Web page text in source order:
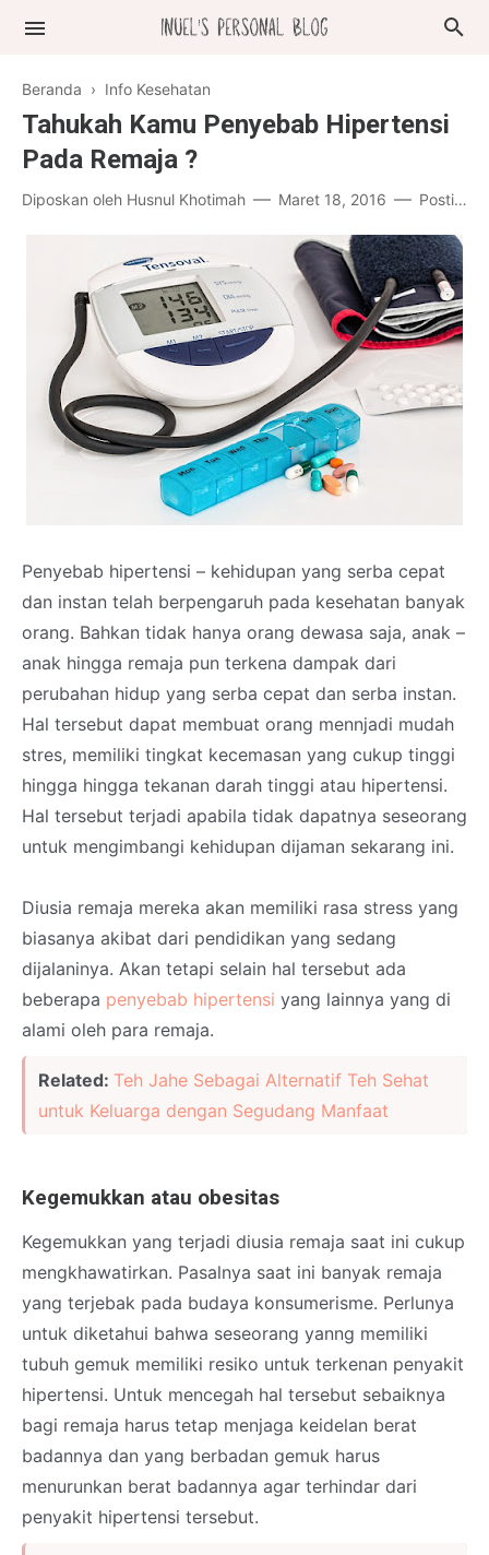
Beranda › Info Kesehatan
Tahukah Kamu Penyebab Hipertensi
Pada Remaja ?
Diposkan oleh Husnul Khotimah Maret 18, 2016 Posting Komentar
Penyebab hipertensi – kehidupan yang serba cepat
dan instan telah berpengaruh pada kesehatan banyak
orang. Bahkan tidak hanya orang dewasa saja, anak –
anak hingga remaja pun terkena dampak dari
perubahan hidup yang serba cepat dan serba instan.
Hal tersebut dapat membuat orang mennjadi mudah
stres, memiliki tingkat kecemasan yang cukup tinggi
hingga hingga tekanan darah tinggi atau hipertensi.
Hal tersebut terjadi apabila tidak dapatnya seseorang
untuk mengimbangi kehidupan dijaman sekarang ini.
Diusia remaja mereka akan memiliki rasa stress yang
biasanya akibat dari pendidikan yang sedang
dijalaninya. Akan tetapi selain hal tersebut ada
beberapa penyebab hipertensi yang lainnya yang di
alami oleh para remaja.
Related: Teh Jahe Sebagai Alternatif Teh Sehat
untuk Keluarga dengan Segudang Manfaat
Kegemukkan atau obesitas
Kegemukkan yang terjadi diusia remaja saat ini cukup
mengkhawatirkan. Pasalnya saat ini banyak remaja
yang terjebak pada budaya konsumerisme. Perlunya
untuk diketahui bahwa seseorang yanng memiliki
tubuh gemuk memiliki resiko untuk terkenan penyakit
hipertensi. Untuk mencegah hal tersebut sebaiknya
bagi remaja harus tetap menjaga keidelan berat
badannya dan yang berbadan gemuk harus
menurunkan berat badannya agar terhindar dari
penyakit hipertensi tersebut.